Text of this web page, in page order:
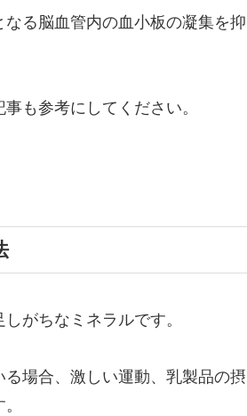
る脳血管内の血小板の凝集を抑
事も参考にしてください。
がちなミネラルです。
場合、激しい運動、乳製品の摂